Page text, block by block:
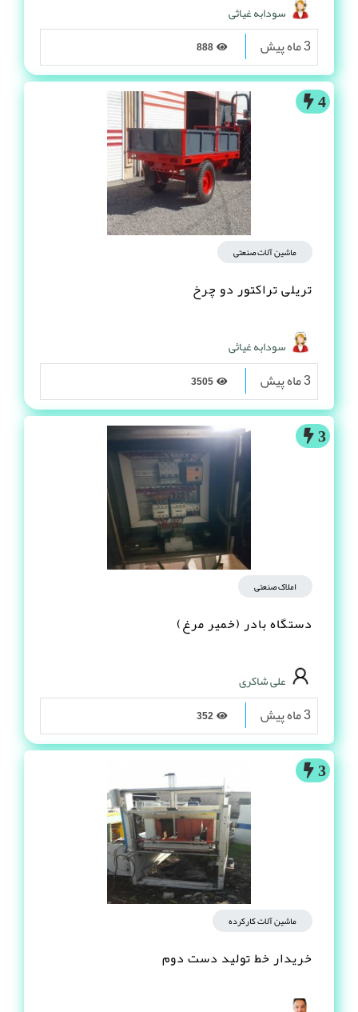
سودابه غیاثی
3 ماه پیش
4
ماشین آلات صنعتی
تریلی تراکتور دو چرخ
سودابه غیاثی
3 ماه پیش
3
املاک صنعتی
دستگاه بادر (خمیر مرغ)
علی شاکری
3 ماه پیش
3
ماشین آلات کارکرده
خریدار خط تولید دست دوم